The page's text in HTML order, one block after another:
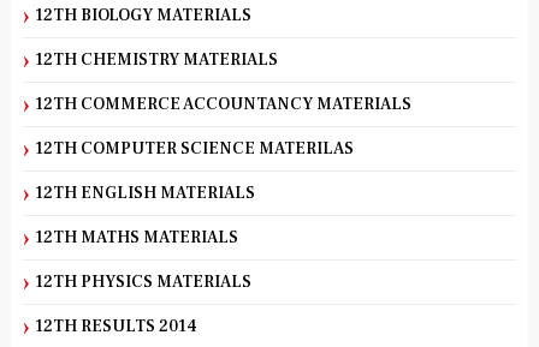
12TH BIOLOGY MATERIALS
12TH CHEMISTRY MATERIALS
12TH COMMERCE ACCOUNTANCY MATERIALS
12TH COMPUTER SCIENCE MATERILAS
12TH ENGLISH MATERIALS
12TH MATHS MATERIALS
12TH PHYSICS MATERIALS
12TH RESULTS 2014